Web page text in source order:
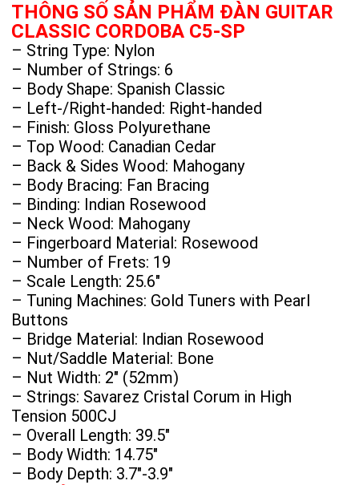
THÔNG SỐ SẢN PHẨM ĐÀN GUITAR
CLASSIC CORDOBA C5-SP
– String Type: Nylon
– Number of Strings: 6
– Body Shape: Spanish Classic
– Left-/Right-handed: Right-handed
– Finish: Gloss Polyurethane
– Top Wood: Canadian Cedar
– Back & Sides Wood: Mahogany
– Body Bracing: Fan Bracing
– Binding: Indian Rosewood
– Neck Wood: Mahogany
– Fingerboard Material: Rosewood
– Number of Frets: 19
– Scale Length: 25.6″
– Tuning Machines: Gold Tuners with Pearl
Buttons
– Bridge Material: Indian Rosewood
– Nut/Saddle Material: Bone
– Nut Width: 2″ (52mm)
– Strings: Savarez Cristal Corum in High
Tension 500CJ
– Overall Length: 39.5″
– Body Width: 14.75″
– Body Depth: 3.7″-3.9″